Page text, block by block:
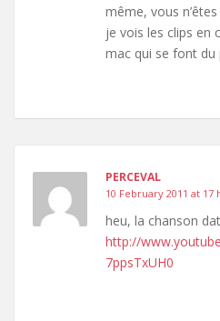
même, vous
je vois les clips en
mac qui se font du
PERCEVAL
10 February 2011 at 17
heu, la chanson
http://
7ppsTxUH0